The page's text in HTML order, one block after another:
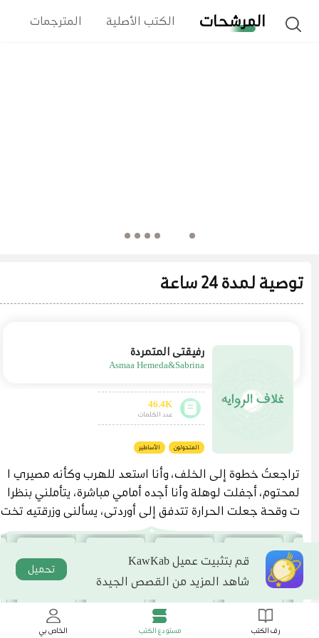
المترجمات الكتب الأصلية المرشحات
توصية لمدة 24 ساعة
رفيقتي المتمردة
Asmaa Hemeda&Sabrina
46.4K
عدد الكلمات
المتحولون الأساطير
تراجعتُ خطوة إلى الخلف، وأنا استعد للهرب وكأنه مصيري ا
لمحتوم، أجفلت لوهلة وأنا أجده أمامي مباشرة، يتأملني بنظرا
ت وقحة جعلت الحرارة تتدفق إلى أوردتي، يسألني وزرقتيه تخت
رق أعماقي، "ما اسمك يا جميلة؟" حدقت به لبرهة، ومن ثم أطل
قتُ العنان لساقيا أبتعد قدر استطاعتي، وأنا اندس بين المارة و
نجحت في الوصول إلى مخارج القرية. وبينما كنت التقط أنفا
سي، شعرتُ بيدٍ تكمم فمي، وذراع قوية تحاوط خصري من الخل
ف، وصاحبها يلصق جسدي به، يتراجع وهو يحملني بذراع واحد
دون أدنى عناء. وكزته بمرفقي إلى جانب ضلوعه بقوة، ولكن ل
قم بتثبيت عميل KawKab
شاهد المزيد من القصص الجيدة
تحميل
الخاص بي مستودع الكتب رف الكتب